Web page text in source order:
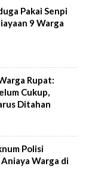
Pakai Senpi
9 Warga
Rupat:
Cukup,
Ditahan
Polisi
Warga di